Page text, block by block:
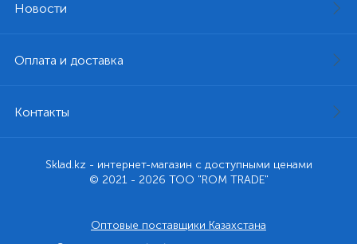
Новости
Оплата и доставка
Контакты
Sklad.kz - интернет-магазин с доступными ценами
© 2021 - 2026 ТОО "ROM TRADE"
Оптовые поставщики Казахстана